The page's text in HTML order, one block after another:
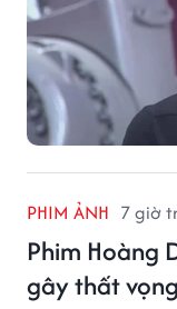
PHIM ẢNH 7 giờ
Phim Hoàng
gây thất vọng